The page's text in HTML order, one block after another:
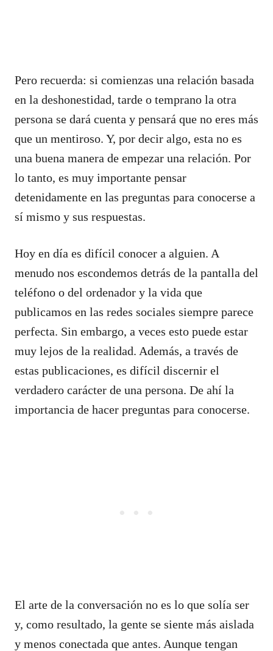
Pero recuerda: si comienzas una relación basada
en la deshonestidad, tarde o temprano la otra
persona se dará cuenta y pensará que no eres más
que un mentiroso. Y, por decir algo, esta no es
una buena manera de empezar una relación. Por
lo tanto, es muy importante pensar
detenidamente en las preguntas para conocerse a
sí mismo y sus respuestas.
Hoy en día es difícil conocer a alguien. A
menudo nos escondemos detrás de la pantalla del
teléfono o del ordenador y la vida que
publicamos en las redes sociales siempre parece
perfecta. Sin embargo, a veces esto puede estar
muy lejos de la realidad. Además, a través de
estas publicaciones, es difícil discernir el
verdadero carácter de una persona. De ahí la
importancia de hacer preguntas para conocerse.
El arte de la conversación no es lo que solía ser
y, como resultado, la gente se siente más aislada
y menos conectada que antes. Aunque tengan